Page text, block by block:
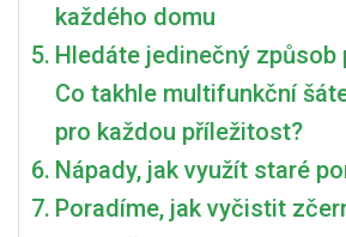
každého domu
Hledáte jedinečný způsob
Co takhle multifunkční
pro každou příležitost?
Nápady, jak využít staré
Poradíme, jak vyčistit